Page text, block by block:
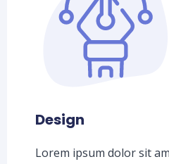
Design
Lorem ipsum dolor sit